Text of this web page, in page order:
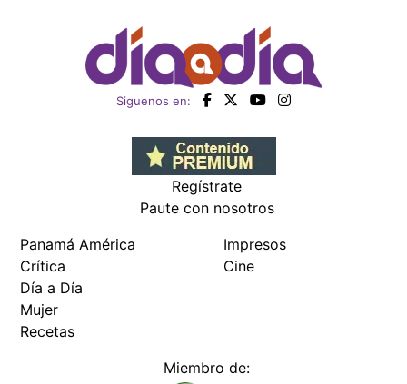
Siguenos en:
Regístrate
Paute con nosotros
Panamá América
Crítica
Día a Día
Mujer
Recetas
Impresos
Cine
Miembro de: